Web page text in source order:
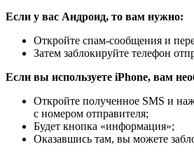
Если у вас Андроид, то вам нужно:
Откройте спам-сообщения и
Затем заблокируйте телефон
Если вы используете iPhone, вам
Откройте полученное SMS и
с номером отправителя;
Будет кнопка «информация»;
Оказавшись там, вы можете